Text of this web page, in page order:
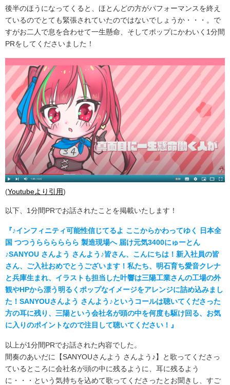
後半のほうになってくると、ほとんどの方がパフォーマンスを終え
ているのでとても緊張されていたのではないでしょうか・・・。で
すがお二人で息を合わせて一生懸命、そしてポップにかわいく1分間
PRをしてくださいました！
(Youtubeより引用)
以下、1分間PRでお話されたことを掲載いたします！
『♪インフィニティ可能性信じてるよ ここからかわってゆく 日本全
国 つつうらららららら 製造現場へ 届け元気3400にゅーとん
♪SANYOU さんよう さんよう♪皆さん、こんにちは！新入社員の皆
さん、ご入社おめでとうございます！私たち、明石育ち愛音クレナ
と兵庫生まれ、イラストも担当した叶響は三陽工業さんの工場の外
観やHPから漂う明るくポップなイメージをアレンジに詰め込みまし
た！SANYOUさんよう さんよう♪というコールは聴いてくださった
方の耳に残り、三陽という会社名が頭の中を何度も駆け回る、お気
に入りのポイントなので注目して聴いてください！』
以上が1分間PRでお話された内容でした。
間奏のあいだに【SANYOUさんよう さんよう♪】と歌ってくださっ
ているところに会社名が頭の中に残るように、耳に残るよう
に・・・という気持ちを込めて歌ってくださったとお聞きし、すご